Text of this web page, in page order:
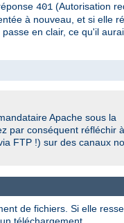
401 (Autorisation
à nouveau, et si elle
en clair, ce qu'il
Apache sous la
par conséquent réfléchir à
FTP !) sur des canaux
de fichiers. Si elle
téléchargement.